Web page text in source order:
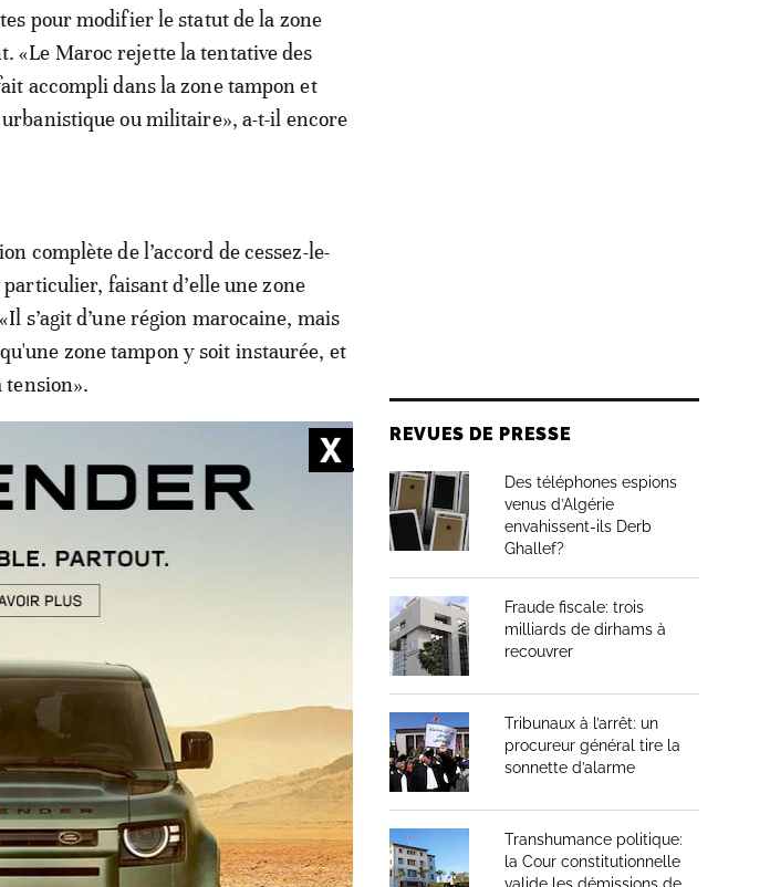
pour modifier le statut de la zone
«Le Maroc rejette la tentative des
accompli dans la zone tampon et
ou militaire», a-t-il encore
complète de l’accord de cessez-le-
faisant d’elle une zone
s’agit d’une région marocaine, mais
zone tampon y soit instaurée, et
tension».
avons les preuves de
le Maroc sur fond de tension créée
la région, Saâd-Eddine El Othman
au SG de l’ONU, Antonio Guterres,
derrière Sa Majesté le roi et,
tous azimuts est déclenchée
REVUES DE PRESSE
Des téléphones espions
venus d’Algérie
envahissent-ils Derb
Ghallef?
Fraude fiscale: trois
milliards de dirhams à
recouvrer
Tribunaux à l’arrêt: un
procureur général tire la
sonnette d’alarme
Transhumance politique:
la Cour constitutionnelle